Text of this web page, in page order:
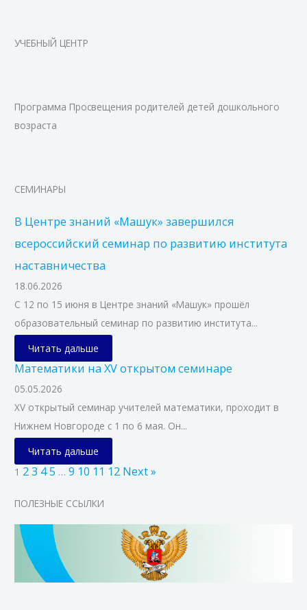
УЧЕБНЫЙ ЦЕНТР
Программа Просвещения родителей детей дошкольного
возраста
СЕМИНАРЫ
В Центре знаний «Машук» завершился
всероссийский семинар по развитию института
наставничества
18.06.2026
С 12 по 15 июня в Центре знаний «Машук» прошёл
образовательный семинар по развитию института...
Читать дальше
Математики на XV открытом семинаре
05.05.2026
XV открытый семинар учителей математики, проходит в
Нижнем Новгороде с 1 по 6 мая. Он...
Читать дальше
1 23 45 … 9 10 11 12 Next »
ПОЛЕЗНЫЕ ССЫЛКИ